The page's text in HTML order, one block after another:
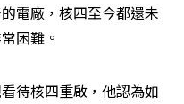
電廠，核四至今都還未
困難。
待核四重啟，他認為如